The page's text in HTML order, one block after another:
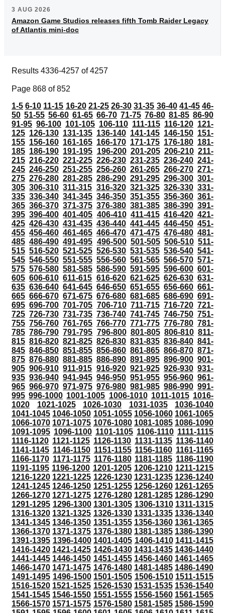
3 AUG 2026
Amazon Game Studios releases fifth Tomb Raider Legacy
of Atlantis mini-doc
Results 4336-4257 of 4257
Page 868 of 852
1-5 6-10 11-15 16-20 21-25 26-30 31-35 36-40 41-45 46-
50 51-55 56-60 61-65 66-70 71-75 76-80 81-85 86-90
91-95 96-100 101-105 106-110 111-115 116-120 121-
125 126-130 131-135 136-140 141-145 146-150 151-
155 156-160 161-165 166-170 171-175 176-180 181-
185 186-190 191-195 196-200 201-205 206-210 211-
215 216-220 221-225 226-230 231-235 236-240 241-
245 246-250 251-255 256-260 261-265 266-270 271-
275 276-280 281-285 286-290 291-295 296-300 301-
305 306-310 311-315 316-320 321-325 326-330 331-
335 336-340 341-345 346-350 351-355 356-360 361-
365 366-370 371-375 376-380 381-385 386-390 391-
395 396-400 401-405 406-410 411-415 416-420 421-
425 426-430 431-435 436-440 441-445 446-450 451-
455 456-460 461-465 466-470 471-475 476-480 481-
485 486-490 491-495 496-500 501-505 506-510 511-
515 516-520 521-525 526-530 531-535 536-540 541-
545 546-550 551-555 556-560 561-565 566-570 571-
575 576-580 581-585 586-590 591-595 596-600 601-
605 606-610 611-615 616-620 621-625 626-630 631-
635 636-640 641-645 646-650 651-655 656-660 661-
665 666-670 671-675 676-680 681-685 686-690 691-
695 696-700 701-705 706-710 711-715 716-720 721-
725 726-730 731-735 736-740 741-745 746-750 751-
755 756-760 761-765 766-770 771-775 776-780 781-
785 786-790 791-795 796-800 801-805 806-810 811-
815 816-820 821-825 826-830 831-835 836-840 841-
845 846-850 851-855 856-860 861-865 866-870 871-
875 876-880 881-885 886-890 891-895 896-900 901-
905 906-910 911-915 916-920 921-925 926-930 931-
935 936-940 941-945 946-950 951-955 956-960 961-
965 966-970 971-975 976-980 981-985 986-990 991-
995 996-1000 1001-1005 1006-1010 1011-1015 1016-
1020
1021-1025 1026-1030 1031-1035
1036-1040
1041-1045 1046-1050 1051-1055 1056-1060 1061-1065
1066-1070 1071-1075 1076-1080 1081-1085 1086-1090
1091-1095 1096-1100 1101-1105 1106-1110 1111-1115
1116-1120 1121-1125 1126-1130 1131-1135 1136-1140
1141-1145 1146-1150 1151-1155 1156-1160 1161-1165
1166-1170 1171-1175 1176-1180 1181-1185 1186-1190
1191-1195 1196-1200 1201-1205 1206-1210 1211-1215
1216-1220 1221-1225 1226-1230 1231-1235 1236-1240
1241-1245 1246-1250 1251-1255 1256-1260 1261-1265
1266-1270 1271-1275 1276-1280 1281-1285 1286-1290
1291-1295 1296-1300 1301-1305 1306-1310 1311-1315
1316-1320 1321-1325 1326-1330 1331-1335 1336-1340
1341-1345 1346-1350 1351-1355 1356-1360 1361-1365
1366-1370 1371-1375 1376-1380 1381-1385 1386-1390
1391-1395 1396-1400 1401-1405 1406-1410 1411-1415
1416-1420 1421-1425 1426-1430 1431-1435 1436-1440
1441-1445 1446-1450 1451-1455 1456-1460 1461-1465
1466-1470 1471-1475 1476-1480 1481-1485 1486-1490
1491-1495 1496-1500 1501-1505 1506-1510 1511-1515
1516-1520 1521-1525 1526-1530 1531-1535 1536-1540
1541-1545 1546-1550 1551-1555 1556-1560 1561-1565
1566-1570 1571-1575 1576-1580 1581-1585 1586-1590